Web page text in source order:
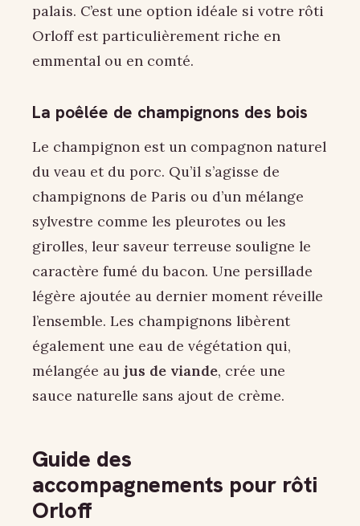
palais. C’est une option idéale si votre rôti
Orloff est particulièrement riche en
emmental ou en comté.
La poêlée de champignons des bois
Le champignon est un compagnon naturel
du veau et du porc. Qu’il s’agisse de
champignons de Paris ou d’un mélange
sylvestre comme les pleurotes ou les
girolles, leur saveur terreuse souligne le
caractère fumé du bacon. Une persillade
légère ajoutée au dernier moment réveille
l’ensemble. Les champignons libèrent
également une eau de végétation qui,
mélangée au jus de viande, crée une
sauce naturelle sans ajout de crème.
Guide des
accompagnements pour rôti
Orloff